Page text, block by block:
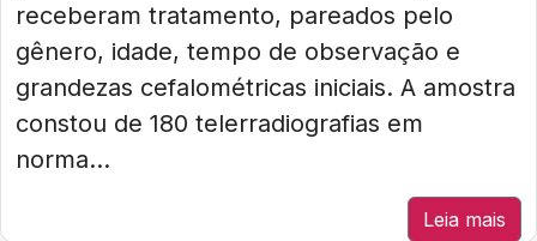
receberam tratamento, pareados pelo
gênero, idade, tempo de observação e
grandezas cefalométricas iniciais. A amostra
constou de 180 telerradiografias em
norma...
Leia mais